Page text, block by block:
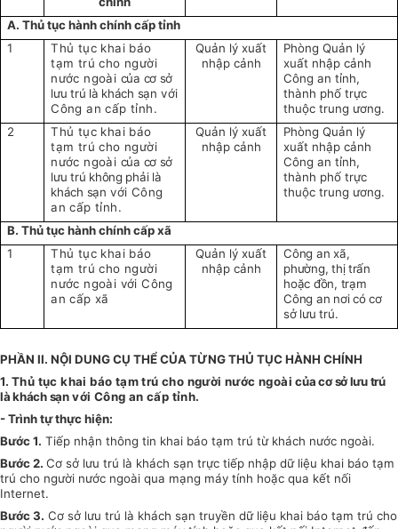
A. Thủ tục hành chính cấp tỉnh
1
Thủ tục khai báo
tạm trú cho người
nước ngoài của cơ sở
lưu trú là khách sạn với
Công an cấp tỉnh.
Quản lý xuất
nhập cảnh
Phòng Quản lý
xuất nhập cảnh
Công an tỉnh,
thành phố trực
thuộc trung ương.
2
Thủ tục khai báo
tạm trú cho người
nước ngoài của cơ sở
lưu trú không phải là
khách sạn với Công
an cấp tỉnh.
Quản lý xuất
nhập cảnh
Phòng Quản lý
xuất nhập cảnh
Công an tỉnh,
thành phố trực
thuộc trung ương.
B. Thủ tục hành chính cấp xã
1
Thủ tục khai báo
tạm trú cho người
nước ngoài với Công
an cấp xã
Quản lý xuất
nhập cảnh
Công an xã,
phường, thị trấn
hoặc đồn, trạm
Công an nơi có cơ
sở lưu trú.
PHẦN II. NỘI DUNG CỤ THỂ CỦA TỪNG THỦ TỤC HÀNH CHÍNH
1. Thủ tục khai báo tạm trú cho người nước ngoàicủa cơ sở lưu trú
là khách sạnvới Công an cấp tỉnh.
- Trình tự thực hiện:
Bước 1. Tiếp nhận thông tin khai báo tạm trú từ khách nước ngoài.
Bước 2. Cơ sở lưu trú là khách sạn trực tiếp nhập dữ liệu khai báo tạm
trú cho người nước ngoài qua mạng máy tính hoặc qua kết nối
Internet.
Bước 3. Cơ sở lưu trú là khách sạn truyền dữ liệu khai báo tạm trú cho